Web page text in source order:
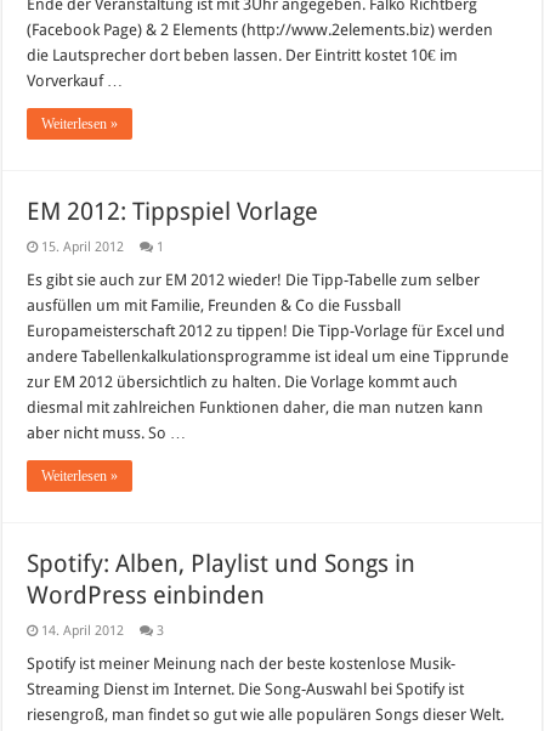
im
Wiesloch
Ende der Veranstaltung ist mit 3Uhr angegeben. Falko Richtberg
(Facebook Page) & 2 Elements (http://www.2elements.biz) werden
die Lautsprecher dort beben lassen. Der Eintritt kostet 10€ im
Vorverkauf …
Weiterlesen »
EM 2012: Tippspiel Vorlage
15. April 2012 1
Es gibt sie auch zur EM 2012 wieder! Die Tipp-Tabelle zum selber
ausfüllen um mit Familie, Freunden & Co die Fussball
Europameisterschaft 2012 zu tippen! Die Tipp-Vorlage für Excel und
andere Tabellenkalkulationsprogramme ist ideal um eine Tipprunde
zur EM 2012 übersichtlich zu halten. Die Vorlage kommt auch
diesmal mit zahlreichen Funktionen daher, die man nutzen kann
aber nicht muss. So …
Weiterlesen »
Spotify: Alben, Playlist und Songs in
WordPress einbinden
14. April 2012 3
Spotify ist meiner Meinung nach der beste kostenlose Musik-
Streaming Dienst im Internet. Die Song-Auswahl bei Spotify ist
riesengroß, man findet so gut wie alle populären Songs dieser Welt.